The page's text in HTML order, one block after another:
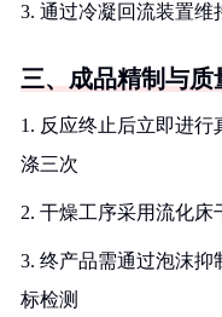
3. 通过冷凝回流装置维
三、成品精制与质
1. 反应终止后立即进
涤三次
2. 干燥工序采用流化
3. 终产品需通过泡沫抑
标检测